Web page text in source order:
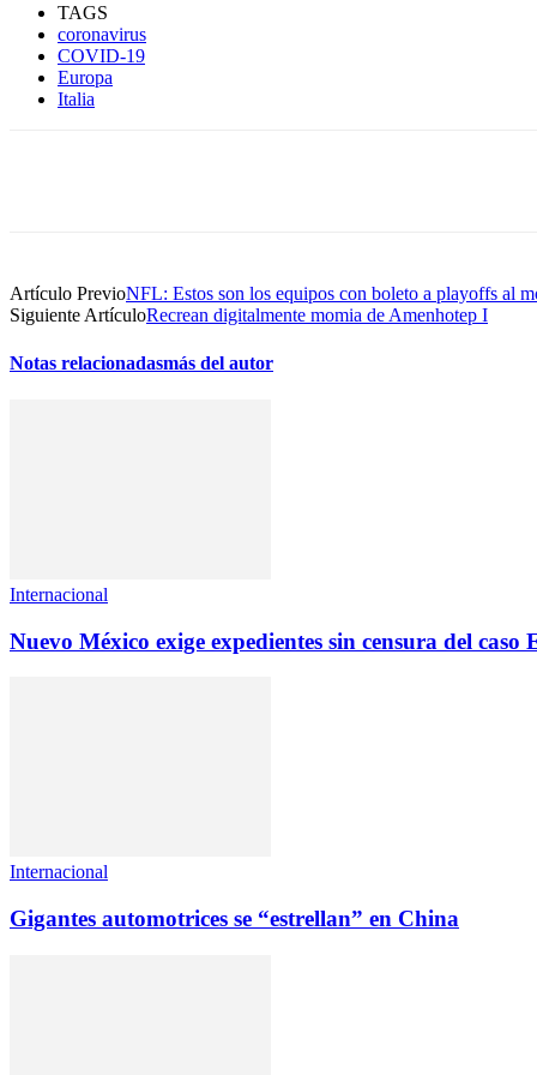
TAGS
coronavirus
COVID-19
Europa
Italia
Artículo PrevioNFL: Estos son los equipos con boleto a playoffs al
Siguiente ArtículoRecrean digitalmente momia de Amenhotep I
Notas relacionadasmás del autor
Internacional
Nuevo México exige expedientes sin censura del caso
Internacional
Gigantes automotrices se “estrellan” en China